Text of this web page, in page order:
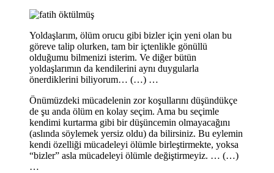
Yoldaşlarım, ölüm orucu gibi bizler için yeni olan bu
göreve talip olurken, tam bir içtenlikle gönüllü
olduğumu bilmenizi isterim. Ve diğer bütün
yoldaşlarımın da kendilerini aynı duygularla
önerdiklerini biliyorum… (…) …
Önümüzdeki mücadelenin zor koşullarını düşündükçe
de şu anda ölüm en kolay seçim. Ama bu seçimle
kendimi kurtarma gibi bir düşüncemin olmayacağını
(aslında söylemek yersiz oldu) da bilirsiniz. Bu eylemin
kendi özelliği mücadeleyi ölümle birleştirmekte, yoksa
“bizler” asla mücadeleyi ölümle değiştirmeyiz. … (…)
…